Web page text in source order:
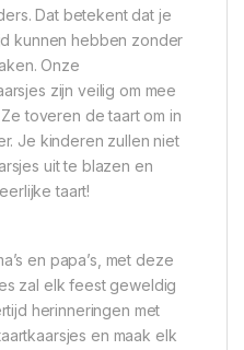
Dat betekent dat je
kunnen hebben zonder
Onze
zijn veilig om mee
toveren de taart om in
Je kinderen zullen niet
uit te blazen en
taart!
en papa’s, met deze
zal elk feest geweldig
herinneringen met
en maak elk